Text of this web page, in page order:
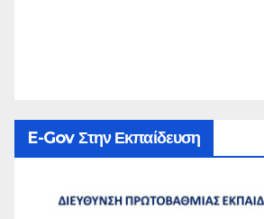
E-Gov Στην Εκπαίδευση